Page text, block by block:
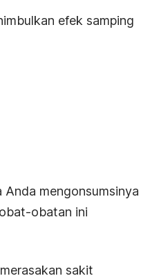
efek samping
mengonsumsinya
obatan ini
sakit